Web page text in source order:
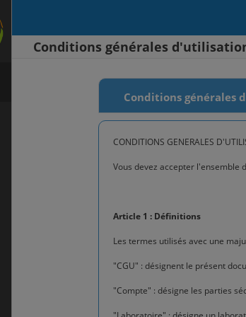
Conditions générales
Conditions générales
CONDITIONS GENERALES
Vous devez accepter l'ensemble
Article 1 : Définitions
Les termes utilisés avec une
"CGU" : désignent le présent
"Compte" : désigne les parties